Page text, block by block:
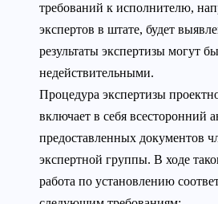
требований к исполнителю,
экспертов в штате, будет
результаты экспертизы могут
недействительными.
Процедура экспертизы
включает в себя всесторонний
предоставленных документов
экспертной группы. В ходе
работа по установлению